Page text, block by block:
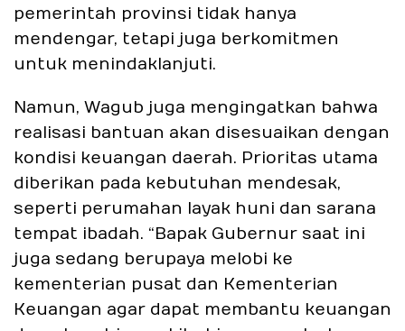
pemerintah provinsi tidak hanya
mendengar, tetapi juga berkomitmen
untuk menindaklanjuti.
Namun, Wagub juga mengingatkan bahwa
realisasi bantuan akan disesuaikan dengan
kondisi keuangan daerah. Prioritas utama
diberikan pada kebutuhan mendesak,
seperti perumahan layak huni dan sarana
tempat ibadah. “Bapak Gubernur saat ini
juga sedang berupaya melobi ke
kementerian pusat dan Kementerian
Keuangan agar dapat membantu keuangan